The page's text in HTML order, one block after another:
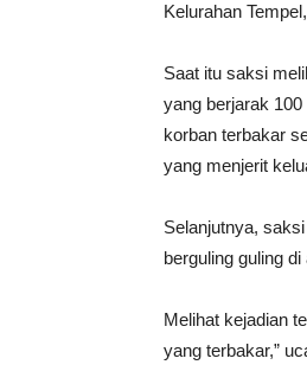
Kelurahan
Saat itu saksi
yang berjarak
korban terbakar
yang menjerit
Selanjutnya,
berguling guling
Melihat kejadian
yang terbakar,”